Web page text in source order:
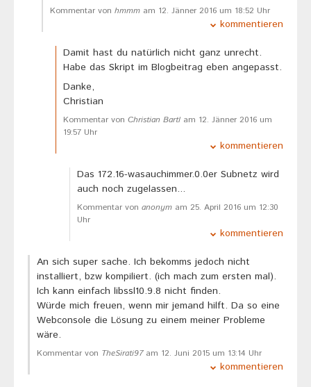
Kommentar von hmmm am 12. Jänner 2016 um 18:52 Uhr
kommentieren
Damit hast du natürlich nicht ganz unrecht.
Habe das Skript im Blogbeitrag eben angepasst.
Danke,
Christian
Kommentar von Christian Bartl am 12. Jänner 2016 um
19:57 Uhr
kommentieren
Das 172.16-wasauchimmer.0.0er Subnetz wird
auch noch zugelassen...
Kommentar von anonym am 25. April 2016 um 12:30
Uhr
kommentieren
An sich super sache. Ich bekomms jedoch nicht
installiert, bzw kompiliert. (ich mach zum ersten mal).
Ich kann einfach libssl10.9.8 nicht finden.
Würde mich freuen, wenn mir jemand hilft. Da so eine
Webconsole die Lösung zu einem meiner Probleme
wäre.
Kommentar von TheSirati97am 12. Juni 2015 um 13:14 Uhr
kommentieren